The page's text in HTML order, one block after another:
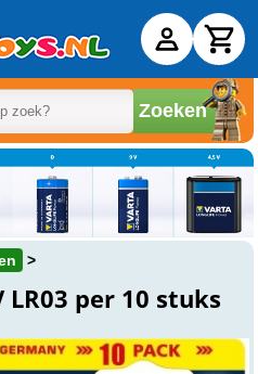
Zoeken
LR03 per 10 stuks
video